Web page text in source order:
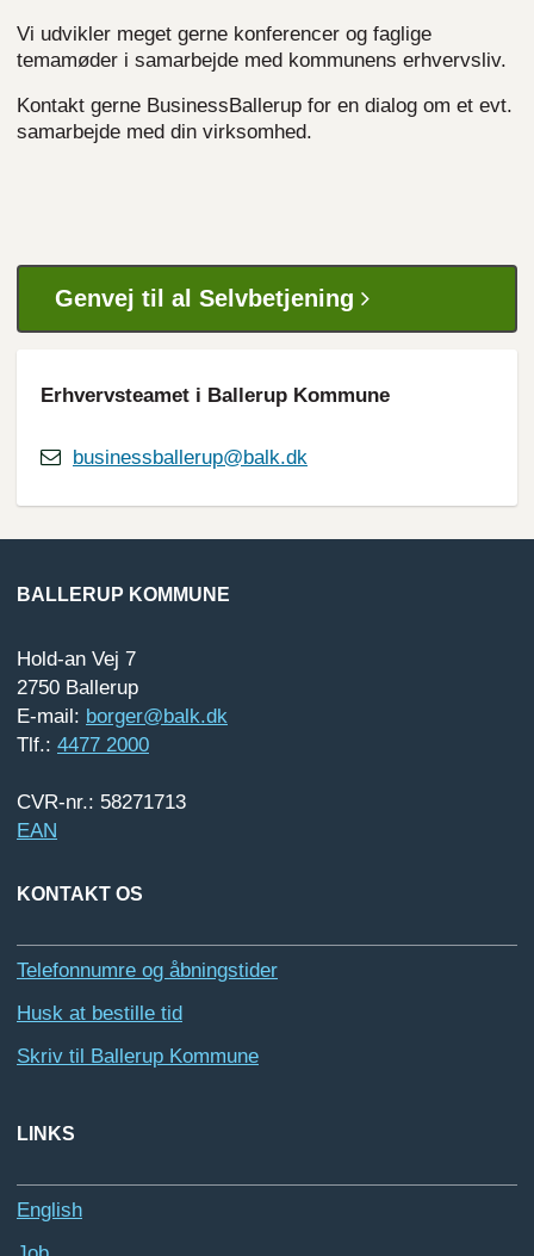
Vi udvikler meget gerne konferencer og faglige
temamøder i samarbejde med kommunens erhvervsliv.
Kontakt gerne BusinessBallerup for en dialog om et evt.
samarbejde med din virksomhed.
Genvej til al Selvbetjening
Erhvervsteamet i Ballerup Kommune
businessballerup@balk.dk
BALLERUP KOMMUNE
Hold-an Vej 7
2750 Ballerup
E-mail: borger@balk.dk
Tlf.: 4477 2000
CVR-nr.: 58271713
EAN
KONTAKT OS
Telefonnumre og åbningstider
Husk at bestille tid
Skriv til Ballerup Kommune
LINKS
English